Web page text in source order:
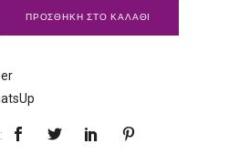
ΠΡΟΣΘΗΚΗ ΣΤΟ ΚΑΛΑΘΙ